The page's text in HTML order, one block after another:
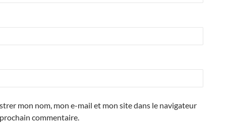
mon nom, mon e-mail et mon site dans le navigateur
commentaire.